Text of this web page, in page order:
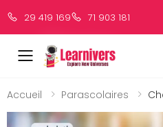
29 419 169 71 903 181
Accueil Parascolaires